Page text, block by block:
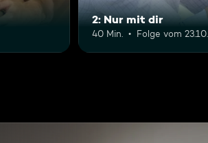
2: Nur mit dir
40 Min. Folge vom